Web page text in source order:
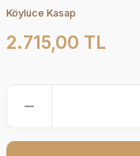
Köylüce Kasap
2.715,00 TL